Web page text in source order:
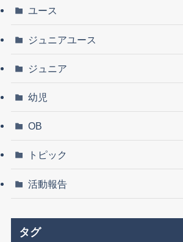
ユース
ジュニアユース
ジュニア
幼児
OB
トピック
活動報告
タグ